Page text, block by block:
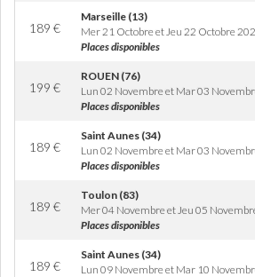
189 €
Marseille (13)
Mer 21 Octobre et Jeu 22 Octobre
Places disponibles
199 €
ROUEN (76)
Lun 02 Novembre et Mar 03
Places disponibles
189 €
Saint Aunes (34)
Lun 02 Novembre et Mar 03
Places disponibles
189 €
Toulon (83)
Mer 04 Novembre et Jeu 05
Places disponibles
189 €
Saint Aunes (34)
Lun 09 Novembre et Mar 10